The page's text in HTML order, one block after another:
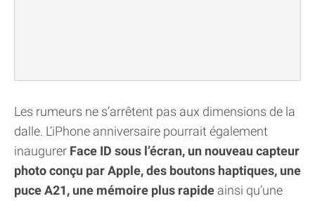
Les rumeurs ne s’arrêtent pas aux dimensions de la
dalle. L’iPhone anniversaire pourrait également
inaugurer Face ID sous l’écran, un nouveau capteur
photo conçu par Apple, des boutons haptiques, une
puce A21, une mémoire plus rapide ainsi qu’une